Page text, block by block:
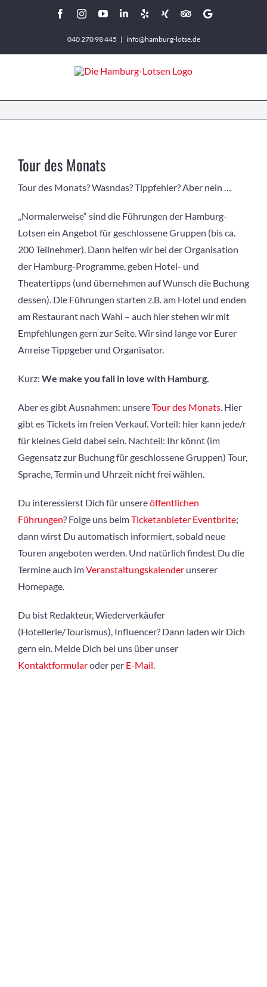
FacebookInstagramYouTubeLinkedIn
YelpXing Tripadvisor
Google
040 270 98 445 | info@hamburg-lotse.de
Tour des Monats
Tour des Monats? Wasndas? Tippfehler? Aber nein …
„Normalerweise“ sind die Führungen der Hamburg-
Lotsen ein Angebot für geschlossene Gruppen (bis ca.
200 Teilnehmer). Dann helfen wir bei der Organisation
der Hamburg-Programme, geben Hotel- und
Theatertipps (und übernehmen auf Wunsch die Buchung
dessen). Die Führungen starten z.B. am Hotel und enden
am Restaurant nach Wahl – auch hier stehen wir mit
Empfehlungen gern zur Seite. Wir sind lange vor Eurer
Anreise Tippgeber und Organisator.
Kurz: We make you fall in love with Hamburg.
Aber es gibt Ausnahmen: unsereTour des Monats. Hier
gibt es Tickets im freien Verkauf. Vorteil: hier kann jede/r
für kleines Geld dabei sein. Nachteil: Ihr könnt (im
Gegensatz zur Buchung für geschlossene Gruppen) Tour,
Sprache, Termin und Uhrzeit nicht frei wählen.
Du interessierst Dich für unsereöffentlichen
Führungen? Folge uns beimTicketanbieter Eventbrite;
dann wirst Du automatisch informiert, sobald neue
Touren angeboten werden. Und natürlich findest Du die
Termine auch imVeranstaltungskalenderunserer
Homepage.
Du bist Redakteur, Wiederverkäufer
(Hotellerie/Tourismus), Influencer? Dann laden wir Dich
gern ein. Melde Dich bei uns über unser
Kontaktformularoder per E-Mail.